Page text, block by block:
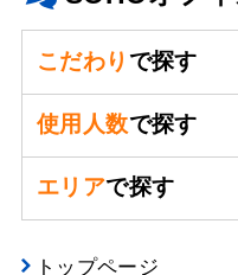
こだわり で探す
使用人数で探す
エリアで探す
トップページ